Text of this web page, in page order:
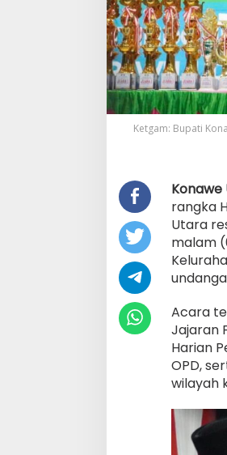
Ketgam: Bupati
rangka
Utara
malam
Acara
Jajaran
Harian
OPD,
wilayah